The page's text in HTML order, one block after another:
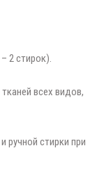
2 стирок).
всех видов,
ручной стирки при